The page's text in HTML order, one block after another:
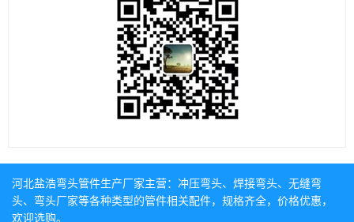
河北盐浩弯头管件生产厂家主营： 冲压弯头、 焊接弯头、 无缝弯
头、 弯头厂家等各种类型的管件相关配件，规格齐全，价格优惠，
欢迎选购。